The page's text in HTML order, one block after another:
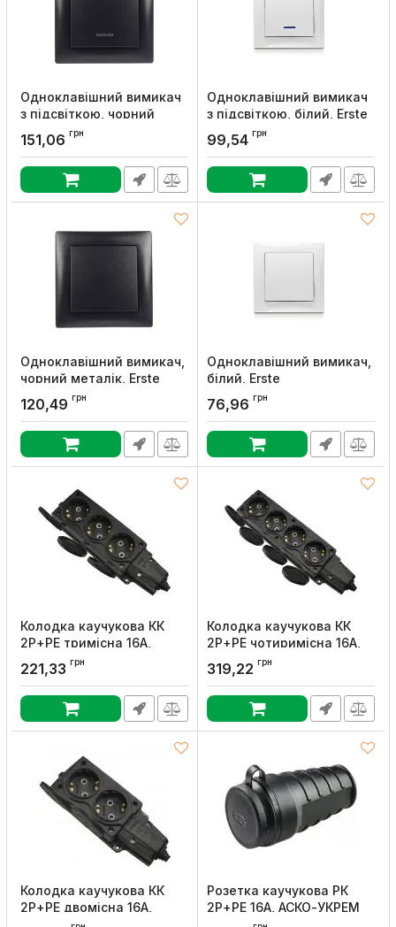
Одноклавішний вимикач
з підсвіткою, чорний
металік, Erste
Артикул:
151,06 грн
Одноклавішний вимикач
з підсвіткою, білий, Erste
Артикул: 9202-01N,W
99,54 грн
Одноклавішний вимикач,
чорний металік, Erste
Артикул:9202-01,B
120,49 грн
Одноклавішний вимикач,
білий, Erste
Артикул: 9202-01,W
76,96 грн
Колодка каучукова КК
2Р+PE тримісна 16А,
АСКО-УКРЕМ
Артикул:
221,33 грн
Колодка каучукова КК
2Р+PE чотиримісна 16А,
АСКО-УКРЕМ
Артикул:
319,22 грн
Колодка каучукова КК
2Р+PE двомісна 16А,
АСКО-УКРЕМ
Розетка каучукова РК
2Р+PE 16А, АСКО-УКРЕМ